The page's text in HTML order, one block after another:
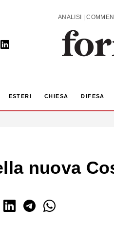
ESTERI CHIESA DIFESA
nuova